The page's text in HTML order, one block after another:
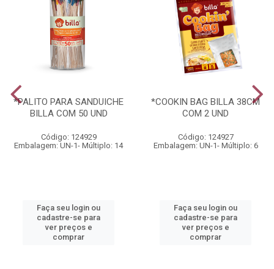
*PALITO PARA SANDUICHE
BILLA COM 50 UND
Código: 124929
Embalagem: UN-1- Múltiplo: 14
Faça seu login ou
cadastre-se para
ver preços e
comprar
*COOKIN BAG BILLA 38CM
COM 2 UND
Código: 124927
Embalagem: UN-1- Múltiplo: 6
Faça seu login ou
cadastre-se para
ver preços e
comprar